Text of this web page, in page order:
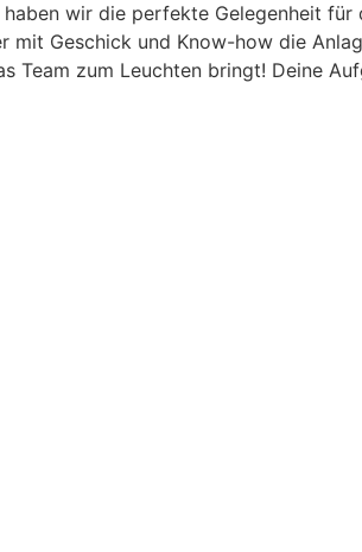
wir die perfekte Gelegenheit für
Geschick und Know-how die
Team zum Leuchten bringt! Deine